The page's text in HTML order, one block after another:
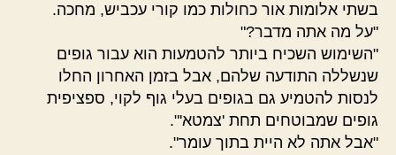
בשתי אלומות אור כחולות כמו קורי עכביש, מחכה.
"על מה אתה מדבר?"
"השימוש השכיח ביותר להטמעות הוא עבור גופים
שנשללה התודעה שלהם, אבל בזמן האחרון החלו
לנסות להטמיע גם בגופים בעלי גוף לקוי, ספציפית
גופים שמבוטחים תחת 'צמטא'".
"אבל אתה לא היית בתוך עומר".